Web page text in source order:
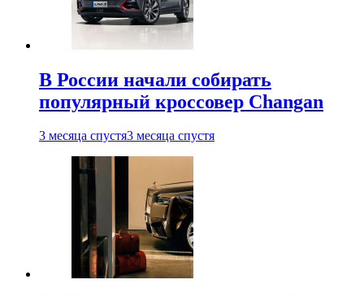
В России начали собирать
популярный кроссовер Changan
3 месяца спустя3 месяца спустя